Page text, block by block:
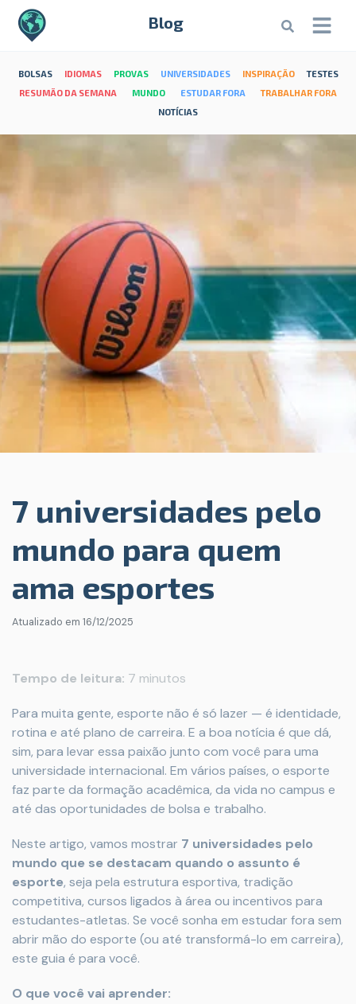
Blog
BOLSAS IDIOMAS PROVAS UNIVERSIDADES INSPIRAÇÃO
TESTES
RESUMÃO DA SEMANA
MUNDO ESTUDAR FORA
TRABALHAR FORA
NOTÍCIAS
7 universidades pelo
mundo para quem
ama esportes
Atualizado em 16/12/2025
Tempo de leitura: 7 minutos
Para muita gente, esporte não é só lazer — é identidade,
rotina e até plano de carreira. E a boa notícia é que dá,
sim, para levar essa paixão junto com você para uma
universidade internacional. Em vários países, o esporte
faz parte da formação acadêmica, da vida no campus e
até das oportunidades de bolsa e trabalho.
Neste artigo, vamos mostrar 7 universidades pelo
mundo que se destacam quando o assunto é
esporte, seja pela estrutura esportiva, tradição
competitiva, cursos ligados à área ou incentivos para
estudantes-atletas. Se você sonha em estudar fora sem
abrir mão do esporte (ou até transformá-lo em carreira),
este guia é para você.
O que você vai aprender: